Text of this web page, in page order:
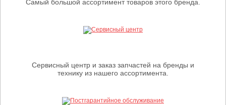
Самый большой ассортимент товаров этого бренда.
Сервисный центр и заказ запчастей на бренды и
технику из нашего ассортимента.